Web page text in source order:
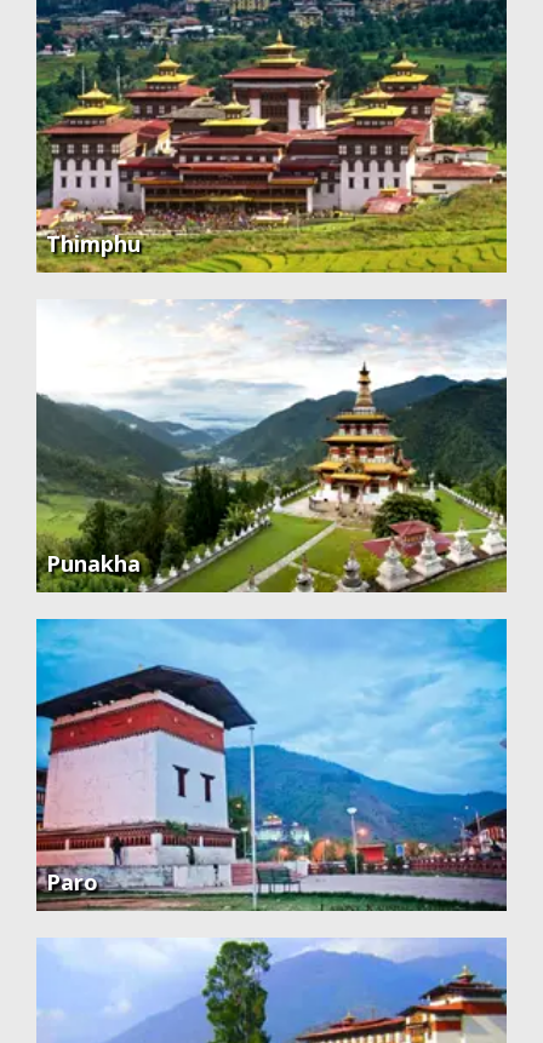
Thimphu
Punakha
Paro